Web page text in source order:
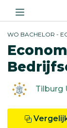
WO BACHELOR -
Tilburg